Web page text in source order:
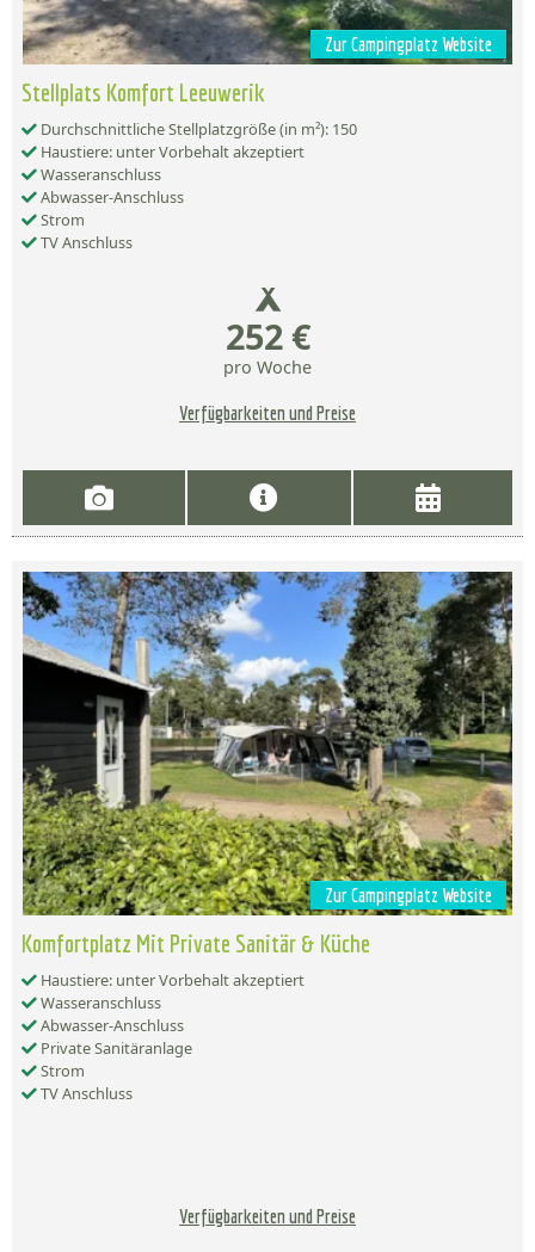
Zur Campingplatz Website
Stellplats Komfort Leeuwerik
Durchschnittliche Stellplatzgröße (in m²): 150
Haustiere: unter Vorbehalt akzeptiert
Wasseranschluss
Abwasser-Anschluss
Strom
TV Anschluss
252 €
pro Woche
Verfügbarkeiten und Preise
Zur Campingplatz Website
Komfortplatz Mit Private Sanitär & Küche
Haustiere: unter Vorbehalt akzeptiert
Wasseranschluss
Abwasser-Anschluss
Private Sanitäranlage
Strom
TV Anschluss
Verfügbarkeiten und Preise